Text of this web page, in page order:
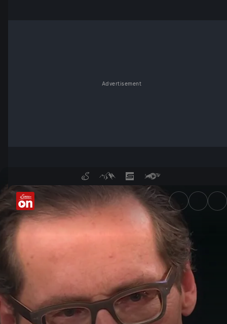
Advertisement
Trump an der Macht: